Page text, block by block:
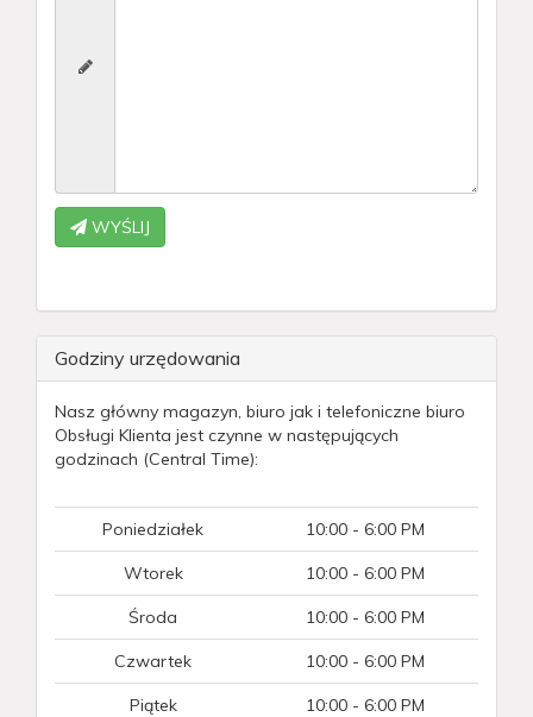
WYŚLIJ
Godziny urzędowania
Nasz główny magazyn, biuro jak i telefoniczne biuro
Obsługi Klienta jest czynne w następujących
godzinach (Central Time):
Poniedziałek 10:00 - 6:00 PM
Wtorek 10:00 - 6:00 PM
Środa 10:00 - 6:00 PM
Czwartek 10:00 - 6:00 PM
Piątek 10:00 - 6:00 PM